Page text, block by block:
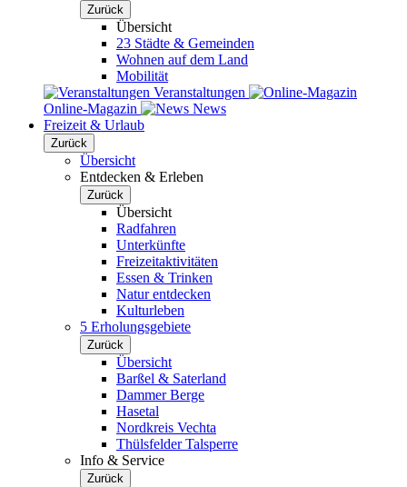
Zurück
Übersicht
23 Städte & Gemeinden
Wohnen auf dem Land
Mobilität
Veranstaltungen
Online-Magazin
News
Freizeit & Urlaub
Zurück
Übersicht
Entdecken & Erleben
Zurück
Übersicht
Radfahren
Unterkünfte
Freizeitaktivitäten
Essen & Trinken
Natur entdecken
Kulturleben
5 Erholungsgebiete
Zurück
Übersicht
Barßel & Saterland
Dammer Berge
Hasetal
Nordkreis Vechta
Thülsfelder Talsperre
Info & Service
Zurück